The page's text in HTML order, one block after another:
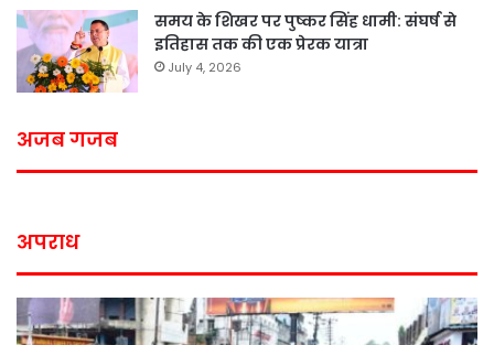
समय के शिखर पर पुष्कर सिंह धामी: संघर्ष से
इतिहास तक की एक प्रेरक यात्रा
July 4, 2026
अजब गजब
अपराध